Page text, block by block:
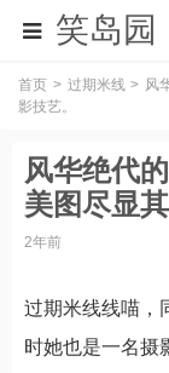
笑岛园
首页 过期米线
风
影技艺。
风华绝代
美图尽显
2年前
过期米线线喵，
时她也是一名摄